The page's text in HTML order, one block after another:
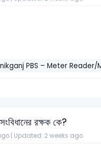
PBS – Meter
রক্ষক কে?
| Updated: 2 weeks ago